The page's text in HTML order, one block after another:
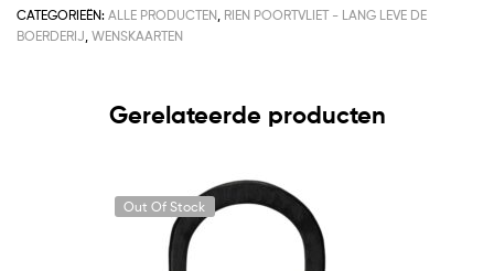
CATEGORIEËN: ALLE PRODUCTEN RIEN POORTVLIET - LANG LEVE DE
BOERDERIJ WENSKAARTEN
Gerelateerde producten
Out Of Stock